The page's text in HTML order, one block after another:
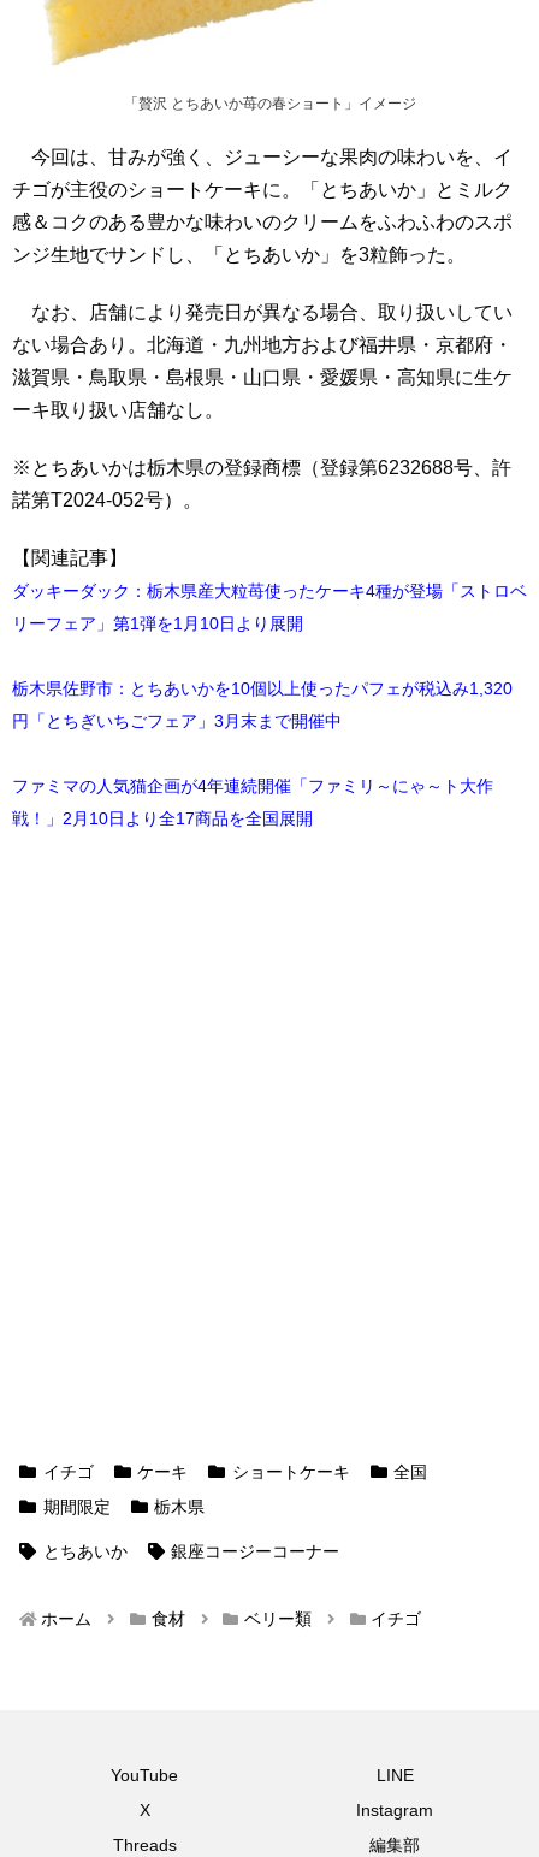
「贅沢 とちあいか苺の春ショート」イメージ
今回は、甘みが強く、ジューシーな果肉の味わいを、イ
チゴが主役のショートケーキに。「とちあいか」とミルク
感＆コクのある豊かな味わいのクリームをふわふわのスポ
ンジ生地でサンドし、「とちあいか」を3粒飾った。
なお、店舗により発売日が異なる場合、取り扱いしてい
ない場合あり。北海道・九州地方および福井県・京都府・
滋賀県・鳥取県・島根県・山口県・愛媛県・高知県に生ケ
ーキ取り扱い店舗なし。
※とちあいかは栃木県の登録商標（登録第6232688号、許
諾第T2024-052号）。
【関連記事】
ダッキーダック：栃木県産大粒苺使ったケーキ4種が登場「ストロベ
リーフェア」第1弾を1月10日より展開
栃木県佐野市：とちあいかを10個以上使ったパフェが税込み1,320
円「とちぎいちごフェア」3月末まで開催中
ファミマの人気猫企画が4年連続開催「ファミリ～にゃ～ト大作
戦！」2月10日より全17商品を全国展開
イチゴ ケーキ ショートケーキ
全国
期間限定
栃木県
とちあいか 銀座コージーコーナー
ホーム 食材 ベリー類 イチゴ
YouTube
LINE
X
Instagram
Threads
編集部